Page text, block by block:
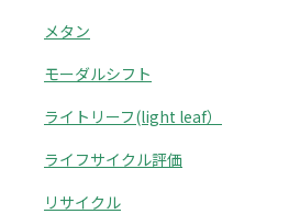
メタン
モーダルシフト
ライトリーフ(light leaf）
ライフサイクル評価
リサイクル